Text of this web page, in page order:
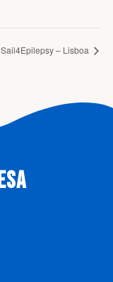
Sail4Epilepsy – Lisboa